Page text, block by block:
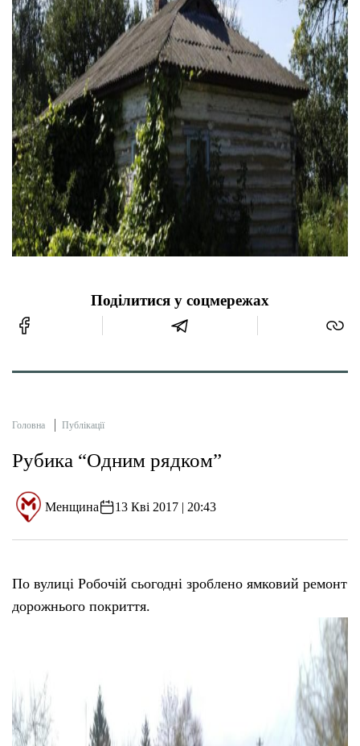
Поділитися у соцмережах
Головна Публікації
Рубика “Одним рядком”
Менщина 13 Кві 2017 | 20:43
По вулиці Робочій сьогодні зроблено ямковий ремонт
дорожнього покриття.